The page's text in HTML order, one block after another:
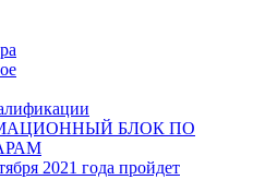
БЛОК ПО
2021 года пройдет